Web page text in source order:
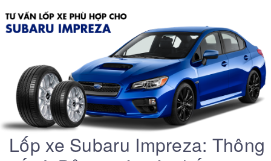
Lốp xe Subaru Impreza: Thông